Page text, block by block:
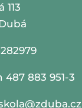
113
487 883 951-3